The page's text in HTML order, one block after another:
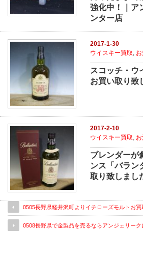
強化中！｜ア
ンター店
2017-1-30
ウイスキー買取,
スコッチ・ウ
お買い取り致
2017-2-10
ウイスキー買取
ブレンダーが
ンス「バラン
取り致しま
0505長野県軽井沢町よりイチローズモルトお
0508長野県で金製品を売るならアンジェリー